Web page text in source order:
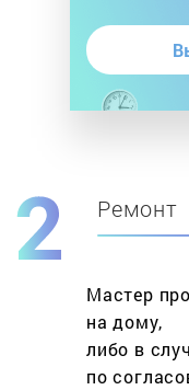
Ремонт
Мастер
на дому,
либо в
по